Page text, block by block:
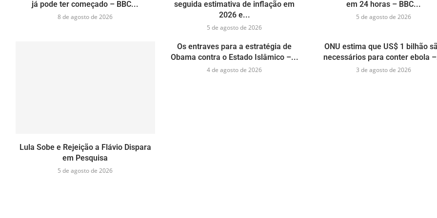
já pode ter começado – BBC...
8 de agosto de 2026
seguida estimativa de inflação em
2026 e...
5 de agosto de 2026
em 24 horas – BBC...
5 de agosto de 2026
Lula Sobe e Rejeição a Flávio Dispara
em Pesquisa
5 de agosto de 2026
Os entraves para a estratégia de
Obama contra o Estado Islâmico –...
4 de agosto de 2026
ONU estima que US$ 1 bilhão
necessários para conter ebola
3 de agosto de 2026